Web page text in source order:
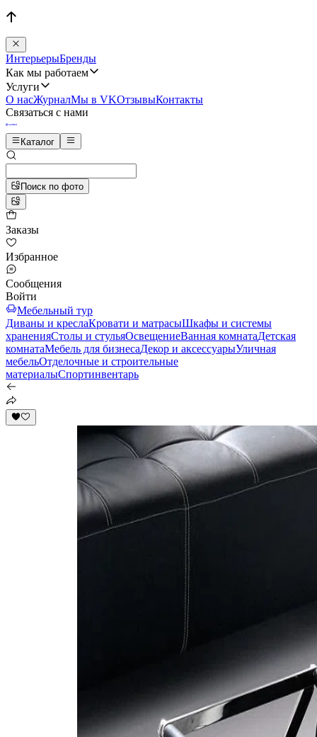
ИнтерьерыБренды
Как мы работаем
Услуги
О насЖурналМы в VKОтзывыКонтакты
Связаться с нами
Каталог
Поиск по фото
Заказы
Избранное
Сообщения
Войти
Мебельный тур
Диваны и креслаКровати и матрасыШкафы и системы
храненияСтолы и стульяОсвещениеВанная комнатаДетская
комнатаМебель для бизнесаДекор и аксессуарыУличная
мебельОтделочные и строительные
материалыСпортинвентарь